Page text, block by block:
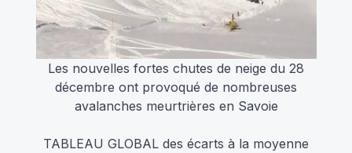
Les nouvelles fortes chutes de neige du 28
décembre ont provoqué de nombreuses
avalanches meurtrières en Savoie
TABLEAU GLOBAL des écarts à la moyenne